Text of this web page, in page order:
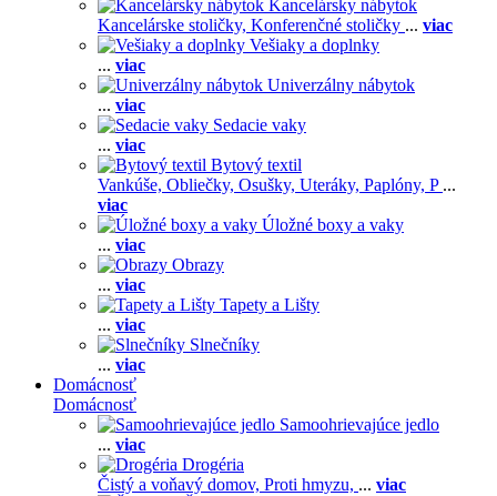
Kancelársky nábytok
Kancelárske stoličky, Konferenčné stoličky ... viac
Vešiaky a doplnky
... viac
Univerzálny nábytok
... viac
Sedacie vaky
... viac
Bytový textil
Vankúše, Obliečky, Osušky, Uteráky, Paplóny, P ...
viac
Úložné boxy a vaky
... viac
Obrazy
... viac
Tapety a Lišty
... viac
Slnečníky
... viac
Domácnosť
Domácnosť
Samoohrievajúce jedlo
... viac
Drogéria
Čistý a voňavý domov, Proti hmyzu, ... viac